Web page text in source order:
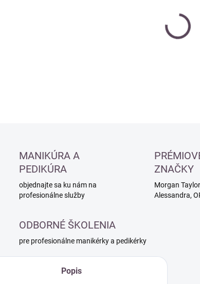
MANIKÚRA A
PEDIKÚRA
objednajte sa ku nám na
profesionálne služby
ZNAČKY
Morgan
Alessandra,
ODBORNÉ ŠKOLENIA
pre profesionálne manikérky a pedikérky
Popis